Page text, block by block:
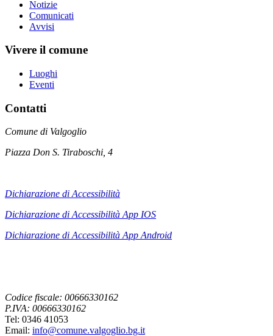
Notizie
Comunicati
Avvisi
Vivere il comune
Luoghi
Eventi
Contatti
Comune di Valgoglio
Piazza Don S. Tiraboschi, 4
Dichiarazione di Accessibilità
Dichiarazione di Accessibilità App IOS
Dichiarazione di Accessibilità AppAndroid
Codice fiscale: 00666330162
P.IVA: 00666330162
Tel: 0346 41053
Email: info@comune.valgoglio.bg.it